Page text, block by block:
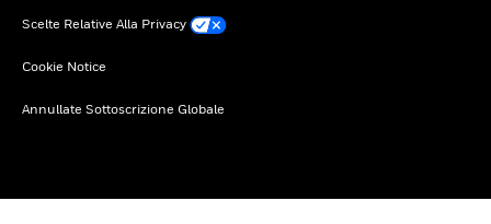
Scelte Relative Alla Privacy
Cookie Notice
Annullate Sottoscrizione Globale